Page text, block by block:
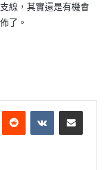
線，其實還是有機會
了。
Reddit VKontakteShare via Email